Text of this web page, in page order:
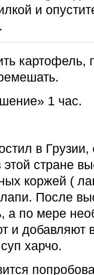
и
картофель,
1 час.
в
этой стране
коржей (
После
а по мере
и добавляют
харчо.